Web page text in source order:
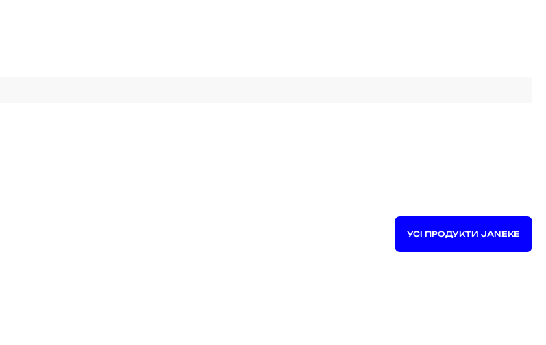
УСІ ПРОДУКТИ JANEKE